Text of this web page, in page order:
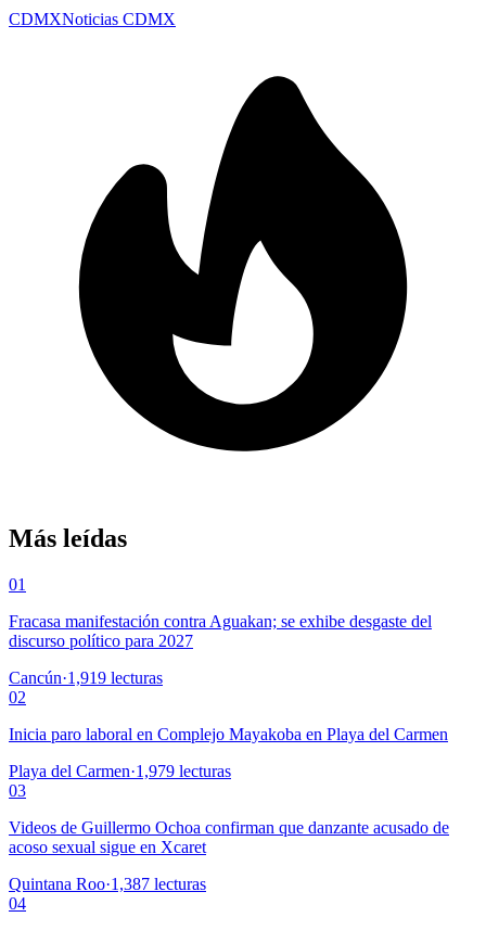
CDMXNoticias CDMX
Más leídas
01
Fracasa manifestación contra Aguakan; se exhibe desgaste del
discurso político para 2027
Cancún·1,919 lecturas
02
Inicia paro laboral en Complejo Mayakoba en Playa del Carmen
Playa del Carmen·1,979 lecturas
03
Videos de Guillermo Ochoa confirman que danzante acusado de
acoso sexual sigue en Xcaret
Quintana Roo·1,387 lecturas
04